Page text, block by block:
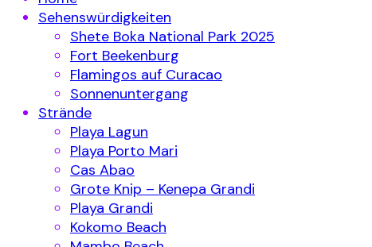
Sehenswürdigkeiten
Shete Boka National Park 2025
Fort Beekenburg
Flamingos auf Curacao
Sonnenuntergang
Strände
Playa Lagun
Playa Porto Mari
Cas Abao
Grote Knip – Kenepa Grandi
Playa Grandi
Kokomo Beach